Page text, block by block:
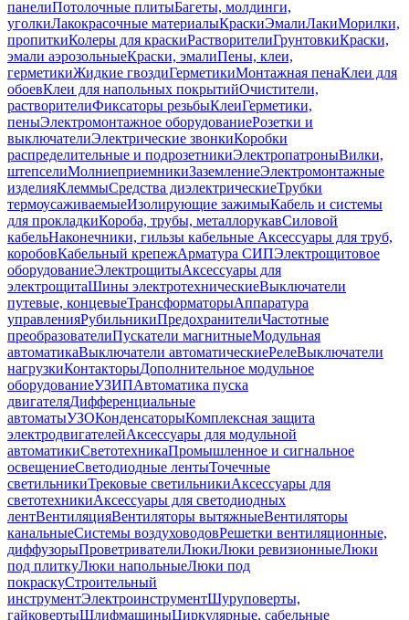
панелиПотолочные плитыБагеты, молдинги,
уголкиЛакокрасочные материалыКраскиЭмалиЛакиМорилки,
пропиткиКолеры для краскиРастворителиГрунтовкиКраски,
эмали аэрозольныеКраски, эмалиПены, клеи,
герметикиЖидкие гвоздиГерметикиМонтажная пенаКлеи для
обоевКлеи для напольных покрытийОчистители,
растворителиФиксаторы резьбыКлеиГерметики,
пеныЭлектромонтажное оборудованиеРозетки и
выключателиЭлектрические звонкиКоробки
распределительные и подрозетникиЭлектропатроныВилки,
штепселиМолниеприемникиЗаземлениеЭлектромонтажные
изделияКлеммыСредства диэлектрическиеТрубки
термоусаживаемыеИзолирующие зажимыКабель и системы
для прокладкиКороба, трубы, металлорукавСиловой
кабельНаконечники, гильзы кабельные Аксессуары для труб,
коробовКабельный крепежАрматура СИПЭлектрощитовое
оборудованиеЭлектрощитыАксессуары для
электрощитаШины электротехническиеВыключатели
путевые, концевыеТрансформаторыАппаратура
управленияРубильникиПредохранителиЧастотные
преобразователиПускатели магнитныеМодульная
автоматикаВыключатели автоматическиеРелеВыключатели
нагрузкиКонтакторыДополнительное модульное
оборудованиеУЗИПАвтоматика пуска
двигателяДифференциальные
автоматыУЗОКонденсаторыКомплексная защита
электродвигателейАксессуары для модульной
автоматикиСветотехникаПромышленное и сигнальное
освещениеСветодиодные лентыТочечные
светильникиТрековые светильникиАксессуары для
светотехникиАксессуары для светодиодных
лентВентиляцияВентиляторы вытяжныеВентиляторы
канальныеСистемы воздуховодовРешетки вентиляционные,
диффузорыПроветривателиЛюкиЛюки ревизионныеЛюки
под плиткуЛюки напольныеЛюки под
покраскуСтроительный
инструментЭлектроинструментШуруповерты,
гайковертыШлифмашиныЦиркулярные, сабельные